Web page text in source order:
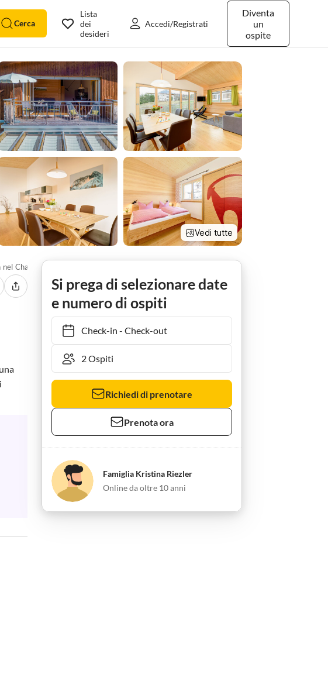
Cerca
Diventa
un
ospite
Lista
dei
desideri
Accedi/Registrati
Vedi tutte
Si prega di selezionare date
e numero di ospiti
Check-in- Check-out
Richiedi di prenotare
Prenota ora
Famiglia Kristina Riezler
Online da oltre 10 anni